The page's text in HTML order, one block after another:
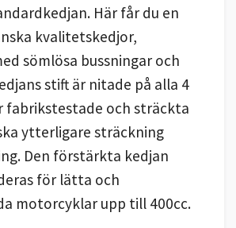
Här får du en
kvalitetskedjor,
sömlösa bussningar och
stift är nitade på alla 4
fabrikstestade och sträckta
ytterligare sträckning
Den förstärkta kedjan
för lätta och
motorcyklar upp till 400cc.